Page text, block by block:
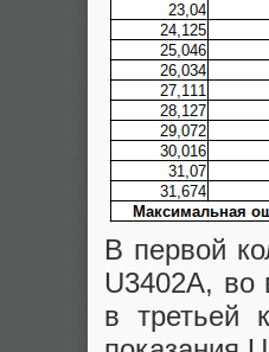
В первой
U3402A, во
в третьей